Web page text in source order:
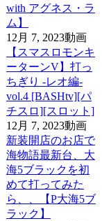
with アグネス・ラ
ム】
12月 7, 2023動画
【スマスロモンキ
ーターンV】打っ
ちぎり -レオ編-
vol.4 [BASHtv][パ
チスロ][スロット]
12月 7, 2023動画
新装開店のお店で
海物語最新台、大
海5ブラックを初
めて打ってみた
ら、、【P大海5ブ
ラック】